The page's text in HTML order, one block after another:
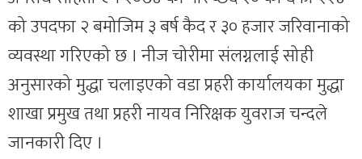
को उपदफा २ बमोजिम ३ बर्ष कैद र ३० हजार जरिवानाको
व्यवस्था गरिएको छ । नीज चोरीमा संलग्नलाई सोही
अनुसारको मुद्धा चलाइएको वडा प्रहरी कार्यालयका मुद्धा
शाखा प्रमुख तथा प्रहरी नायव निरिक्षक युवराज चन्दले
जानकारी दिए ।